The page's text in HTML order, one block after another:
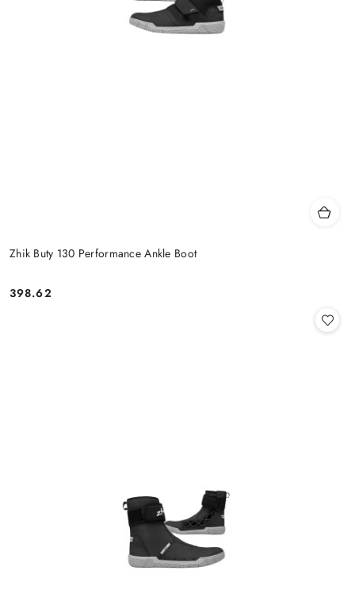
Zhik Buty 130 Performance Ankle Boot
Cena:
398.62